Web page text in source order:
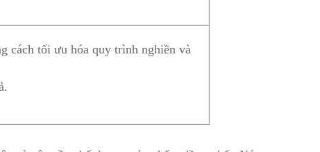
cách tối ưu hóa quy trình nghiền và